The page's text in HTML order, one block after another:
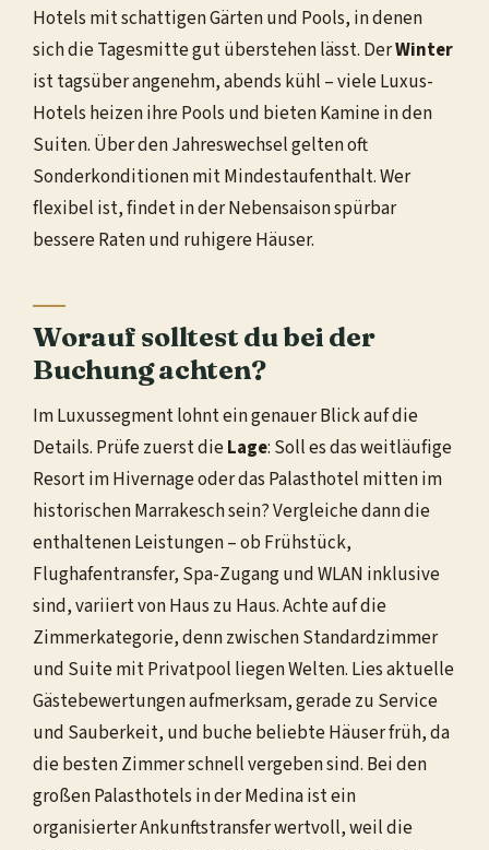
Hotels mit schattigen Gärten und Pools, in denen
sich die Tagesmitte gut überstehen lässt. DerWinter
ist tagsüber angenehm, abends kühl – viele Luxus-
Hotels heizen ihre Pools und bieten Kamine in den
Suiten. Über den Jahreswechsel gelten oft
Sonderkonditionen mit Mindestaufenthalt. Wer
flexibel ist, findet in der Nebensaison spürbar
bessere Raten und ruhigere Häuser.
Worauf solltest du bei der
Buchung achten?
Im Luxussegment lohnt ein genauer Blick auf die
Details. Prüfe zuerst dieLage: Soll es das weitläufige
Resort im Hivernage oder das Palasthotel mitten im
historischen Marrakesch sein? Vergleiche dann die
enthaltenen Leistungen – ob Frühstück,
Flughafentransfer, Spa-Zugang und WLAN inklusive
sind, variiert von Haus zu Haus. Achte auf die
Zimmerkategorie, denn zwischen Standardzimmer
und Suite mit Privatpool liegen Welten. Lies aktuelle
Gästebewertungen aufmerksam, gerade zu Service
und Sauberkeit, und buche beliebte Häuser früh, da
die besten Zimmer schnell vergeben sind. Bei den
großen Palasthotels in der Medina ist ein
organisierter Ankunftstransfer wertvoll, weil die